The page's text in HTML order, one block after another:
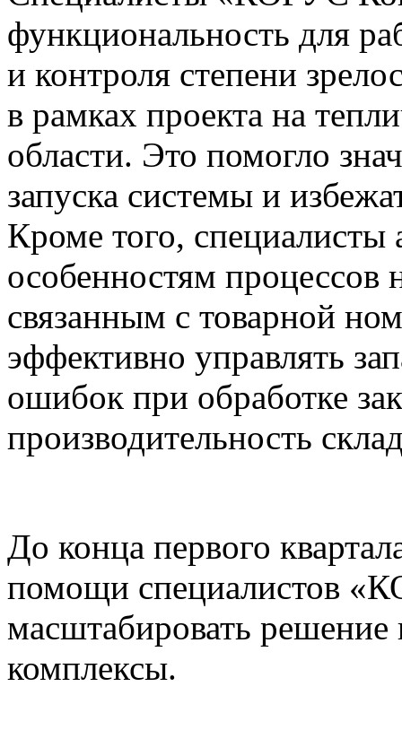
функциональность для
и контроля степени
в рамках проекта на
области. Это помогло
запуска системы и
Кроме того,
особенностям процессов
связанным с товарной
эффективно управлять
ошибок при обработке
производительность
До конца первого
помощи специалистов
масштабировать решение
комплексы.